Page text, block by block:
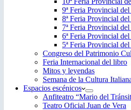
9ª Feria Provincial
8ª Feria Provincial
7ª Feria Provincial
6ª Feria Provincial
5ª Feria Provincial
Congreso del Patrimonio
Feria Internacional del libro
Mitos y leyendas
Semana de la Cultura
Espacios escénicos
Anfiteatro “Mario del
Teatro Oficial Juan de Vera